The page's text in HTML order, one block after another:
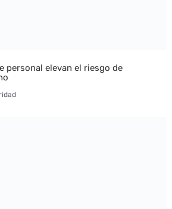
personal elevan el riesgo de